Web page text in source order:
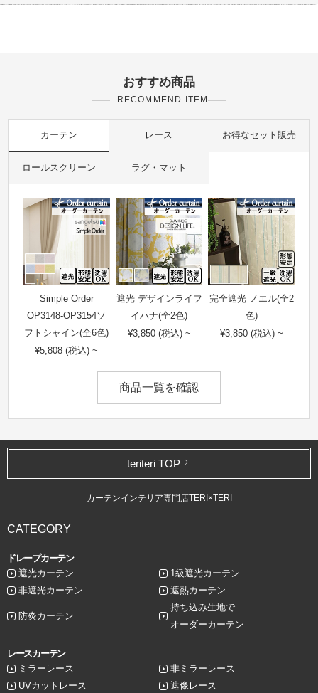
おすすめ商品
RECOMMEND ITEM
カーテン レース お得なセット販売
ロールスクリーン ラグ・マット
Simple Order
OP3148-OP3154ソ
フトシャイン(全6色)
¥5,808 (税込) ~
遮光 デザインライフ
イハナ(全2色)
¥3,850 (税込) ~
完全遮光 ノエル(全2
色)
¥3,850 (税込) ~
商品一覧を確認
teriteri TOP
カーテンインテリア専門店TERI×TERI
CATEGORY
ドレープカーテン
遮光カーテン
1級遮光カーテン
非遮光カーテン
遮熱カーテン
防炎カーテン
持ち込み生地で
オーダーカーテン
レースカーテン
ミラーレース
非ミラーレース
UVカットレース
遮像レース